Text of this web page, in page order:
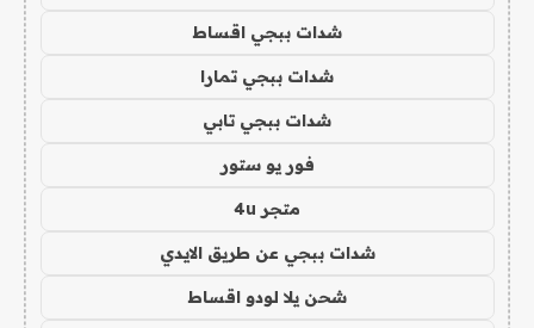
شدات ببجي اقساط
شدات ببجي تمارا
شدات ببجي تابي
فور يو ستور
متجر 4u
شدات ببجي عن طريق الايدي
شحن يلا لودو اقساط